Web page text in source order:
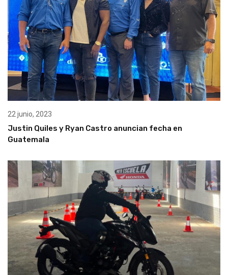
22 junio, 2023
Justin Quiles y Ryan Castro anuncian fecha en
Guatemala